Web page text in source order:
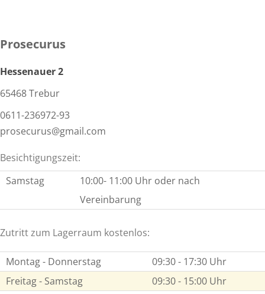
Prosecurus
Hessenauer 2
65468 Trebur
0611-236972-93
prosecurus@gmail.com
Besichtigungszeit:
Samstag
10:00- 11:00 Uhr oder nach
Vereinbarung
Zutritt zum Lagerraum kostenlos:
Montag - Donnerstag
09:30 - 17:30 Uhr
Freitag - Samstag
09:30 - 15:00 Uhr